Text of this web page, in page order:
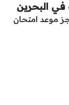
البحرين
موعد امتحان